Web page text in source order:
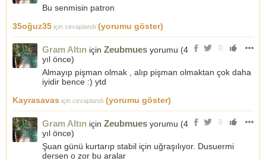
Bu senmisin patron
35oğuz35 için cevaplandı (yorumu göster)
0
Gram Altın için Zeubmues yorumu (4
yıl önce)
Almayıp pişman olmak , alıp pişman olmaktan çok daha
iyidir bence :) ytd
Kayrasavas için cevaplandı (yorumu göster)
0
Gram Altın için Zeubmues yorumu (4
yıl önce)
Şuan günü kurtarıp stabil için uğraşılıyor. Dusuermi
dersen o zor bu aralar